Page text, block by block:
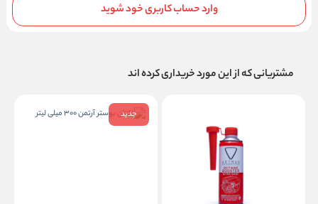
وارد حساب کاربری خود شوید
مشتریانی که از این مورد خریداری کرده اند
جدید